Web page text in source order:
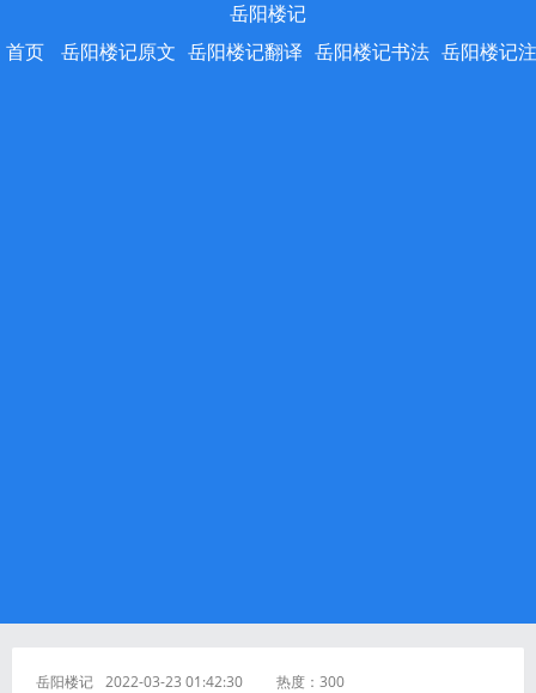
岳阳楼记
首页
岳阳楼记原文 岳阳楼记翻译 岳阳楼记书法 岳阳楼记
岳阳楼记 2022-03-23 01:42:30 热度： 300